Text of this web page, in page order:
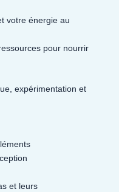
votre énergie au
pour nourrir
expérimentation et
et leurs